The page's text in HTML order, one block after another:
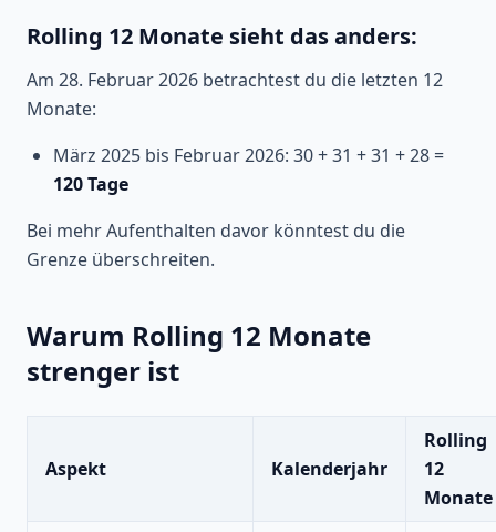
Rolling 12 Monate sieht das anders:
Am 28. Februar 2026 betrachtest du die letzten 12
Monate:
März 2025 bis Februar 2026: 30 + 31 + 31 + 28 =
120 Tage
Bei mehr Aufenthalten davor könntest du die
Grenze überschreiten.
Warum Rolling 12 Monate
strenger ist
Aspekt Kalenderjahr
Rolling
12
Monate